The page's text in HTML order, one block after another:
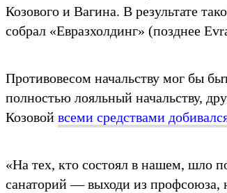
Козового и Вагина. В результате
собрал «Евразхолдинг» (позднее
Противовесом начальству мог бы
полностью лояльный начальству,
Козовой всеми средствами
«На тех, кто состоял в нашем, шло
санаторий — выходи из профсоюза,